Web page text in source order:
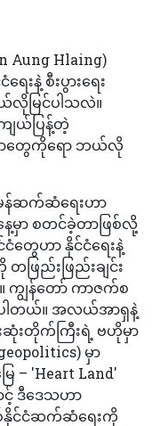
Aung Hlaing)
ေးနဲ့ စီးပွားရေး
လိုမြင်ပါသလဲ။
ျယ်ပြန့်တဲ့
တွေကိုရော ဘယ်လို
န်ဆက်ဆံရေးဟာ
မှာ စတင်ခဲ့တာဖြစ်လို့
တွေဟာ နိုင်ငံရေးနဲ့
တဖြည်းဖြည်းချင်း
ကျွန်တော် ကာဇက်စ
ပါတယ်။ အလယ်အာရှနဲ့
းဆုံးတိုက်ကြီးရဲ့ ဗဟိုမှာ
မှာ
– 'Heart Land'
င့် ဒီဒေသဟာ
နိုင်ငံဆက်ဆံရေးကို